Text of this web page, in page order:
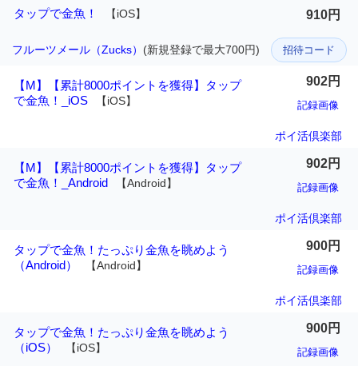
タップで金魚！ 【iOS】 910円
フルーツメール（Zucks） (新規登録で最大700円) 招待コード
【M】【累計8000ポイントを獲得】タップ
で金魚！_iOS
【iOS】
902円
記録画像
ポイ活倶楽部
【M】【累計8000ポイントを獲得】タップ
で金魚！_Android
【Android】
902円
記録画像
ポイ活倶楽部
タップで金魚！たっぷり金魚を眺めよう
（Android）
【Android】
900円
記録画像
ポイ活倶楽部
タップで金魚！たっぷり金魚を眺めよう
（iOS）
【iOS】
900円
記録画像